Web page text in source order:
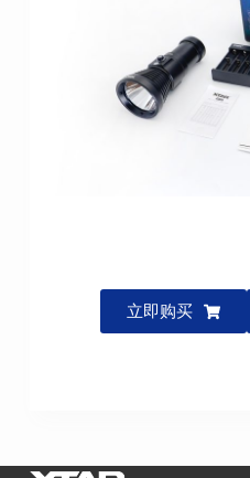
立即购买